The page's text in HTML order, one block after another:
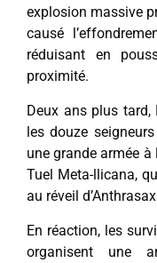
explosion massive
causé
réduisant en
proximité.
Deux ans plus
les douze
une grande armée
Tuel Meta-llicana,
au réveil
En réaction, les
organisent une